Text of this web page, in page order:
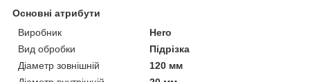
Основні атрибути
Виробник
Hero
Вид обробки
Підрізка
Діаметр зовнішній
120 мм